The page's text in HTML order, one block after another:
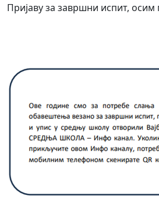
Пријаву за завршни испит, осим